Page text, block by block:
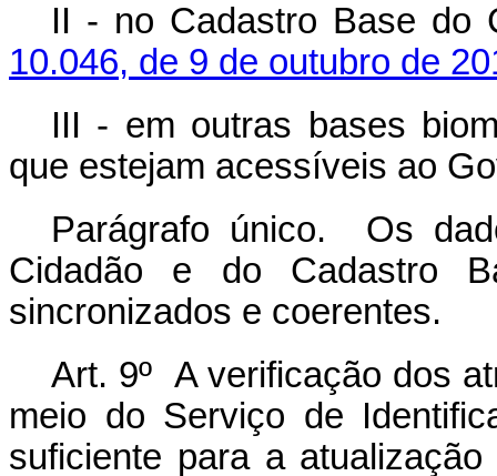
II - no Cadastro Base
10.046, de 9 de outubro de
III - em outras bases
que estejam acessíveis ao
Parágrafo único. Os
Cidadão e do Cadastro
sincronizados e coerentes.
Art. 9º A verificação dos
meio do Serviço de
suficiente para a